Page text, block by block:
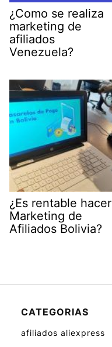
¿Como se realiza
marketing de
afiliados
Venezuela?
¿Es rentable hacer
Marketing de
Afiliados Bolivia?
CATEGORIAS
afiliados aliexpress